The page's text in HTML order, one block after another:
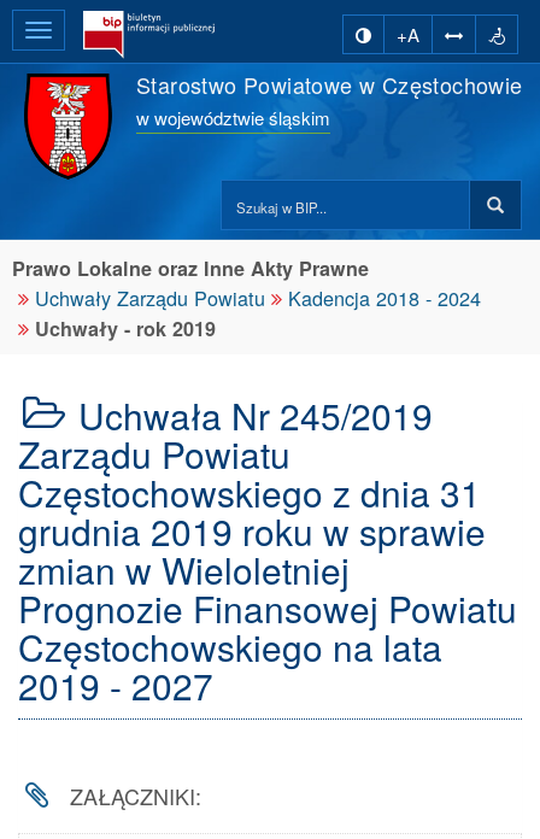
Wysuń
główną
nawigację
zmiana kontrastu
+A
Starostwo Powiatowe w Częstochowie-
w województwie śląskim
Prawo Lokalne oraz Inne Akty Prawne
Uchwały Zarządu Powiatu Kadencja 2018 - 2024
Uchwały - rok 2019
Przeszukaj
stronę
BIP:
Uchwała Nr 245/2019
Zarządu Powiatu
Częstochowskiego z dnia 31
grudnia 2019 roku w sprawie
zmian w Wieloletniej
Prognozie Finansowej Powiatu
Częstochowskiego na lata
2019 - 2027
ZAŁĄCZNIKI: